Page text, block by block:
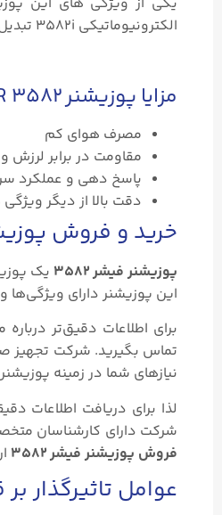
الکترونیوماتیکی 3582i تبدیل میشود. و نیازی به تعویض تجهیز یا هزینه های اضافی دیگر نمیباشد.
مزایا پوزیشنر FISHER ۳۵۸۲:
مصرف هوای کم
مقاومت در برابر
پاسخ دهی و عملکرد
دقت بالا از دیگر
خرید و فروش
پوزیشنر فیشر ۳۵۸۲
یک
این پوزیشنر دارای
برای اطلاعات دقیق‌تر
تماس بگیرید. شرکت تجهیز
نیازهای شما در زمینه پوزیشنر فیشر ۳۵۸۲ را
لذا برای دریافت اطلاعات
شرکت دارای کارشناسان
فروش پوزیشنر فیشر ۳۵۸۲
عوامل تاثیرگذار بر